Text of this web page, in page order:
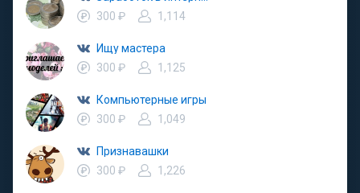
300 ₽
1,114
Ищу мастера
300 ₽
1,125
Компьютерные игры
300 ₽
1,049
Признавашки
300 ₽
1,226